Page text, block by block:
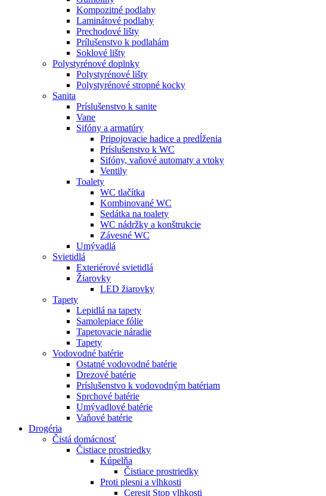
Kompozitné podlahy
Laminátové podlahy
Prechodové lišty
Prílušenstvo k podlahám
Soklové lišty
Polystyrénové doplnky
Polystyrénové lišty
Polystyrénové stropné kocky
Sanita
Príslušenstvo k sanite
Vane
Sifóny a armatúry
Pripojovacie hadice a predĺženia
Príslušenstvo k WC
Sifóny, vaňové automaty a vtoky
Ventily
Toalety
WC tlačítka
Kombinované WC
Sedátka na toalety
WC nádržky a konštrukcie
Závesné WC
Umývadlá
Svietidlá
Exteriérové svietidlá
Žiarovky
LED žiarovky
Tapety
Lepidlá na tapety
Samolepiace fólie
Tapetovacie náradie
Tapety
Vodovodné batérie
Ostatné vodovodné batérie
Drezové batérie
Príslušenstvo k vodovodným batériam
Sprchové batérie
Umývadlové batérie
Vaňové batérie
Drogéria
Čistá domácnosť
Čistiace prostriedky
Kúpelňa
Čistiace prostriedky
Proti plesni a vlhkosti
Ceresit Stop vlhkosti